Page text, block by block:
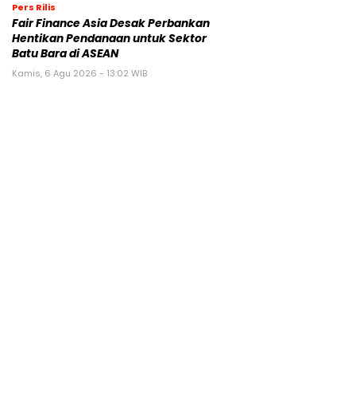
Pers Rilis
Fair Finance Asia Desak Perbankan
Hentikan Pendanaan untuk Sektor
Batu Bara di ASEAN
Kamis, 6 Agu 2026 - 13:02 WIB